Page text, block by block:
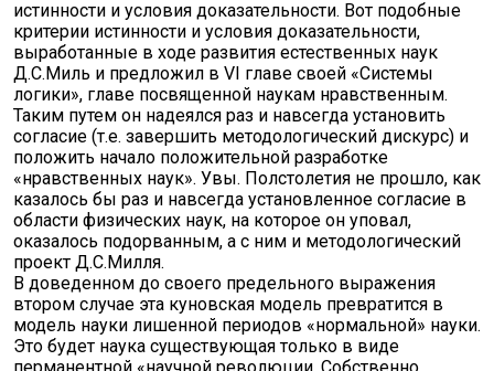
истинности и условия доказательности. Вот подобные
критерии истинности и условия доказательности,
выработанные в ходе развития естественных наук
Д.С.Миль и предложил в VI главе своей «Системы
логики», главе посвященной наукам нравственным.
Таким путем он надеялся раз и навсегда установить
согласие (т.е. завершить методологический дискурс) и
положить начало положительной разработке
«нравственных наук». Увы. Полстолетия не прошло, как
казалось бы раз и навсегда установленное согласие в
области физических наук, на которое он уповал,
оказалось подорванным, а с ним и методологический
проект Д.С.Милля.
В доведенном до своего предельного выражения
втором случае эта куновская модель превратится в
модель науки лишенной периодов «нормальной» науки.
Это будет наука существующая только в виде